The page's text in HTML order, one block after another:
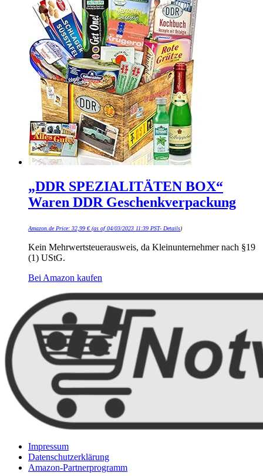
„DDR SPEZIALITÄTEN BOX“
Waren DDR Geschenkverpackung
Amazon.de Price: 32,99 €(as of 04/03/2023 11:39 PST- Details)
Kein Mehrwertsteuerausweis, da Kleinunternehmer nach §19
(1) UStG.
Bei Amazon kaufen
Impressum
Datenschutzerklärung
Amazon-Partnerprogramm